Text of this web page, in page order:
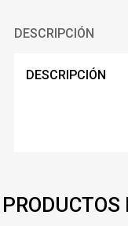
DESCRIPCIÓN
DESCRIPCIÓN
PRODUCTOS